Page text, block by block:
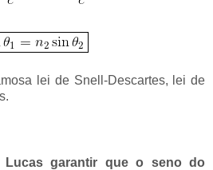
lei de Snell-Descartes, lei de
garantir que o seno do